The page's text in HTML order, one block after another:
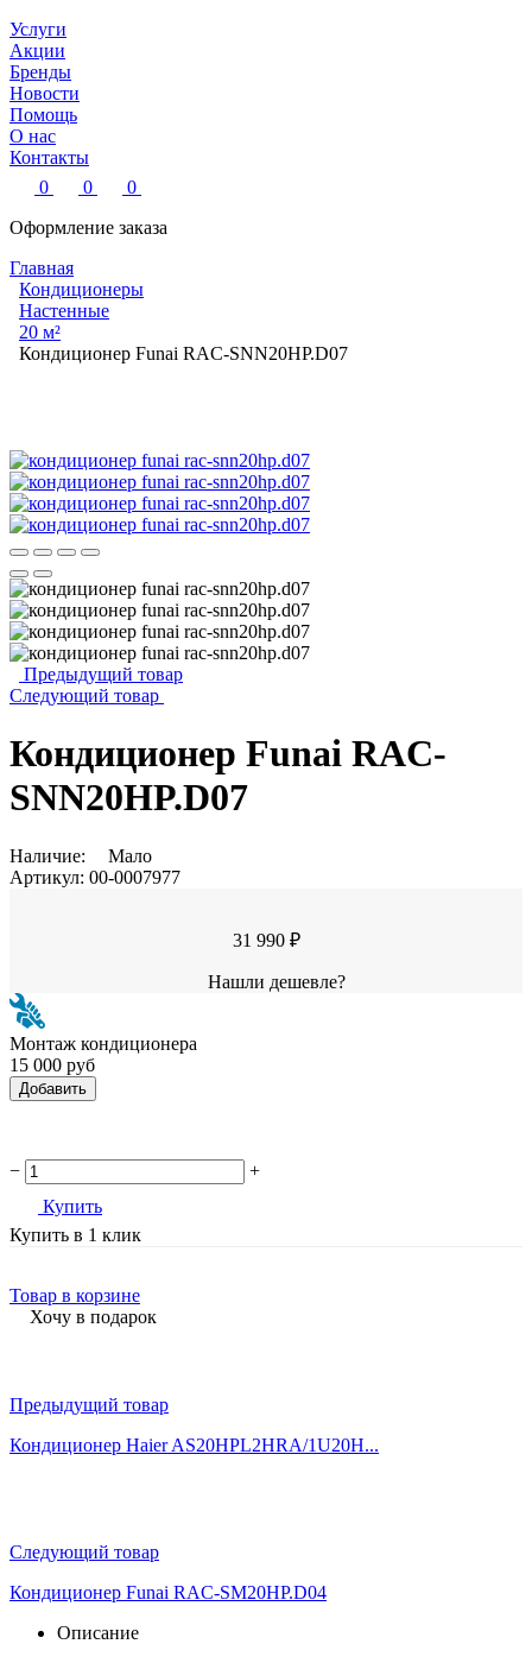
Услуги
Акции
Бренды
Новости
Помощь
О нас
Контакты
0
0
0
Оформление заказа
Главная
Кондиционеры
Настенные
20 м²
Кондиционер Funai RAC-SNN20HP.D07
Предыдущий товар
Следующий товар
Кондиционер Funai RAC-
SNN20HP.D07
Наличие:
Мало
Артикул: 00-0007977
31 990 ₽
Нашли дешевле?
Монтаж кондиционера
15 000 руб
Добавить
−
+
Купить
Купить в 1 клик
Товар в корзине
Хочу в подарок
Предыдущий товар
Кондиционер Haier AS20HPL2HRA/1U20H...
Следующий товар
Кондиционер Funai RAC-SM20HP.D04
Описание